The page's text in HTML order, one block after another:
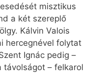
misztikus
a két szereplő
Kálvin Valois
hercegnével folytat
Ignác pedig –
– felkarol